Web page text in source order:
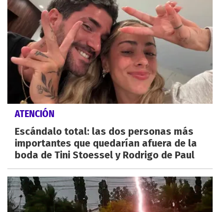
ATENCIÓN
Escándalo total: las dos personas más
importantes que quedarían afuera de la
boda de Tini Stoessel y Rodrigo de Paul